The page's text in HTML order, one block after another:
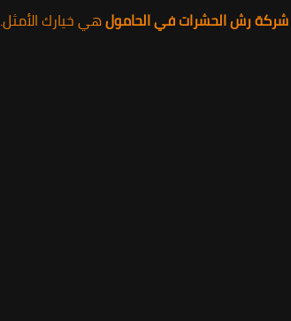
شركة رش الحشرات في الحامولهي خيارك الأمثل.